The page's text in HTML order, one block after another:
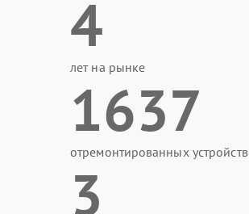
4
лет на рынке
1637
отремонтированных устройств
3